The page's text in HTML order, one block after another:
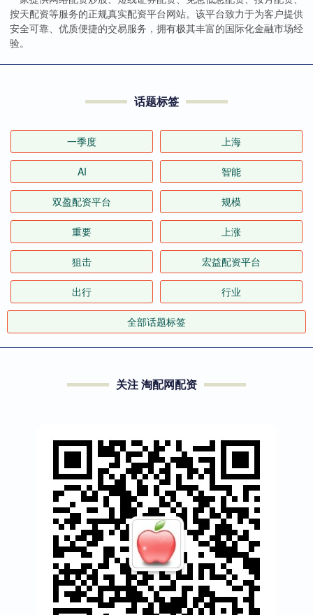
按天配资等服务的正规真实配资平台网站。该平台致力于为客户提供
安全可靠、优质便捷的交易服务，拥有极其丰富的国际化金融市场经
验。
话题标签
一季度 上海
AI 智能
双盈配资平台 规模
重要 上涨
狙击 宏益配资平台
出行 行业
全部话题标签
关注 淘配网配资